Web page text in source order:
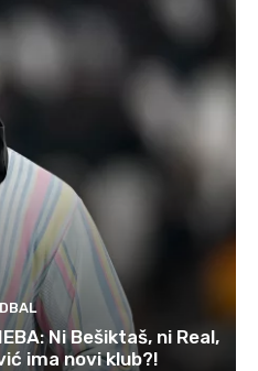
Ni Bešiktaš, ni Real,
ima novi klub?!